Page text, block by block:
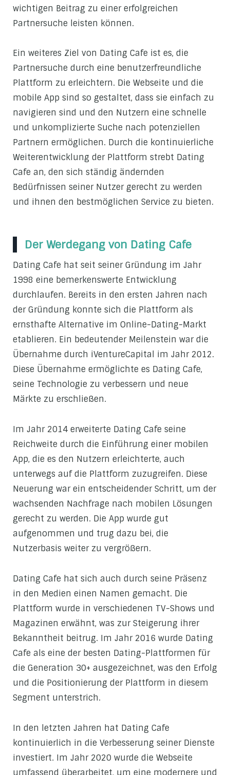
wichtigen Beitrag zu einer erfolgreichen
Partnersuche leisten können.
Ein weiteres Ziel von Dating Cafe ist es, die
Partnersuche durch eine benutzerfreundliche
Plattform zu erleichtern. Die Webseite und die
mobile App sind so gestaltet, dass sie einfach zu
navigieren sind und den Nutzern eine schnelle
und unkomplizierte Suche nach potenziellen
Partnern ermöglichen. Durch die kontinuierliche
Weiterentwicklung der Plattform strebt Dating
Cafe an, den sich ständig ändernden
Bedürfnissen seiner Nutzer gerecht zu werden
und ihnen den bestmöglichen Service zu bieten.
Der Werdegang von Dating Cafe
Dating Cafe hat seit seiner Gründung im Jahr
1998 eine bemerkenswerte Entwicklung
durchlaufen. Bereits in den ersten Jahren nach
der Gründung konnte sich die Plattform als
ernsthafte Alternative im Online-Dating-Markt
etablieren. Ein bedeutender Meilenstein war die
Übernahme durch iVentureCapital im Jahr 2012.
Diese Übernahme ermöglichte es Dating Cafe,
seine Technologie zu verbessern und neue
Märkte zu erschließen.
Im Jahr 2014 erweiterte Dating Cafe seine
Reichweite durch die Einführung einer mobilen
App, die es den Nutzern erleichterte, auch
unterwegs auf die Plattform zuzugreifen. Diese
Neuerung war ein entscheidender Schritt, um der
wachsenden Nachfrage nach mobilen Lösungen
gerecht zu werden. Die App wurde gut
aufgenommen und trug dazu bei, die
Nutzerbasis weiter zu vergrößern.
Dating Cafe hat sich auch durch seine Präsenz
in den Medien einen Namen gemacht. Die
Plattform wurde in verschiedenen TV-Shows und
Magazinen erwähnt, was zur Steigerung ihrer
Bekanntheit beitrug. Im Jahr 2016 wurde Dating
Cafe als eine der besten Dating-Plattformen für
die Generation 30+ ausgezeichnet, was den Erfolg
und die Positionierung der Plattform in diesem
Segment unterstrich.
In den letzten Jahren hat Dating Cafe
kontinuierlich in die Verbesserung seiner Dienste
investiert. Im Jahr 2020 wurde die Webseite
umfassend überarbeitet, um eine modernere und